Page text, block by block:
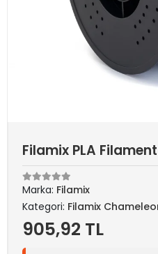
Filamix PLA
Marka: Filamix
Kategori: Filamix
905,92 TL